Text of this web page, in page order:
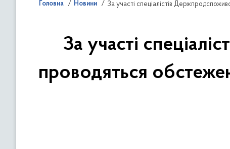
Головна Новини
За участі
проводяться